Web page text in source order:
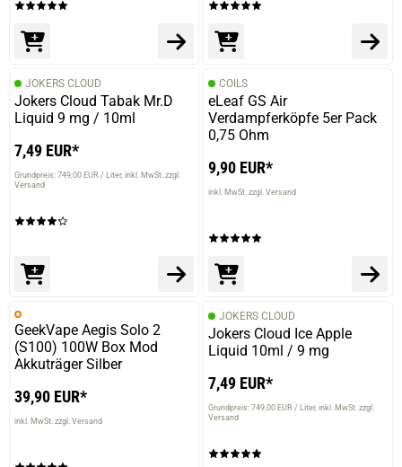
JOKERS CLOUD
Jokers Cloud Tabak Mr.D
Liquid 9 mg / 10ml
7,49 EUR*
Grundpreis: 749,00 EUR / Liter inkl. MwSt. zzgl.
Versand
COILS
eLeaf GS Air
Verdampferköpfe 5er Pack
0,75 Ohm
9,90 EUR*
inkl. MwSt. zzgl. Versand
GeekVape Aegis Solo 2
(S100) 100W Box Mod
Akkuträger Silber
39,90 EUR*
inkl. MwSt. zzgl. Versand
JOKERS CLOUD
Jokers Cloud Ice Apple
Liquid 10ml / 9 mg
7,49 EUR*
Grundpreis: 749,00 EUR / Liter inkl. MwSt. zzgl.
Versand